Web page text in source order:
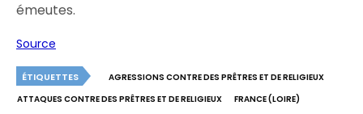
émeutes.
Source
ÉTIQUETTES
AGRESSIONS CONTRE DES PRÊTRES ET DE RELIGIEUX
ATTAQUES CONTRE DES PRÊTRES ET DE RELIGIEUX
FRANCE (LOIRE)